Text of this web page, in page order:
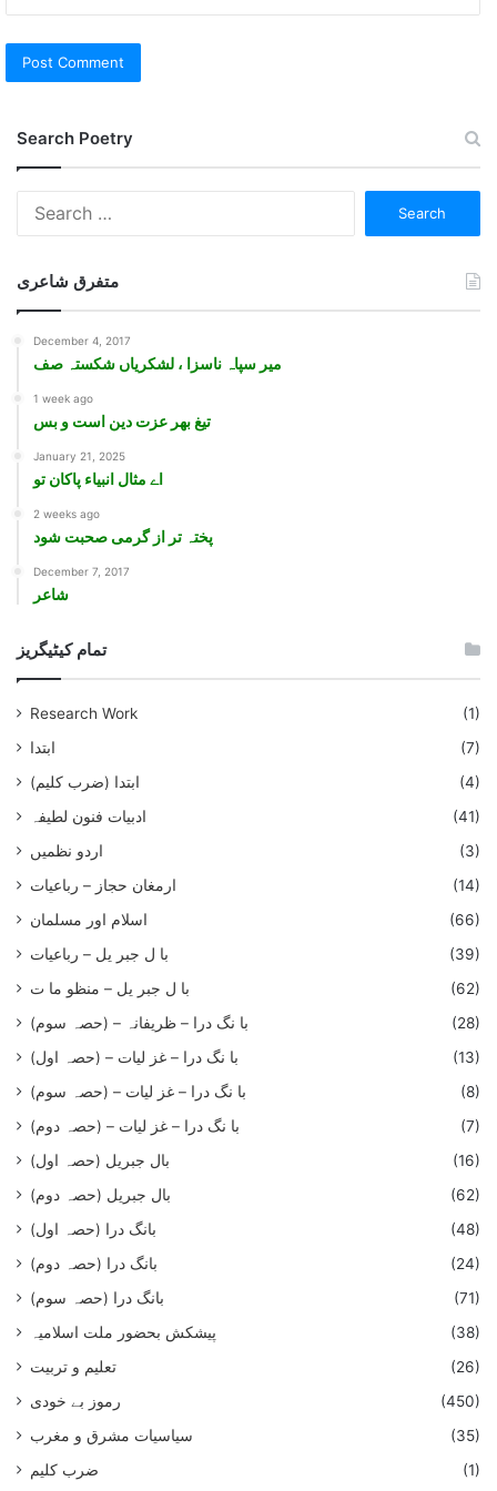
Search Poetry
متفرق شاعری
December 4, 2017
مير سپاہ ناسزا ، لشکرياں شکستہ صف
1 week ago
تیغ بهر عزت دین است و بس
January 21, 2025
اے مثال انبیاء پاکان تو
2 weeks ago
پختہ تر از گرمی صحبت شود
December 7, 2017
شاعر
تمام کیٹیگریز
Research Work
(1)
ابتدا
(7)
ابتدا (ضرب کلیم)
(4)
ادبیات فنون لطیفہ
(41)
اردو نظمیں
(3)
ارمغان حجاز – رباعیات
(14)
اسلام اور مسلمان
(66)
با ل جبر یل – رباعيات
(39)
با ل جبر یل – منظو ما ت
(62)
با نگ درا – ظریفانہ – (حصہ سوم)
(28)
با نگ درا – غز ليات – (حصہ اول)
(13)
با نگ درا – غز ليات – (حصہ سوم)
(8)
با نگ درا – غز لیات – (حصہ دوم)
(7)
بال جبریل (حصہ اول)
(16)
بال جبریل (حصہ دوم)
(62)
بانگ درا (حصہ اول)
(48)
بانگ درا (حصہ دوم)
(24)
بانگ درا (حصہ سوم)
(71)
پیشکش بحضور ملت اسلامیہ
(38)
تعلیم و تربیت
(26)
رموز بے خودی
(450)
سیاسیات مشرق و مغرب
(35)
ضرب کلیم
(1)